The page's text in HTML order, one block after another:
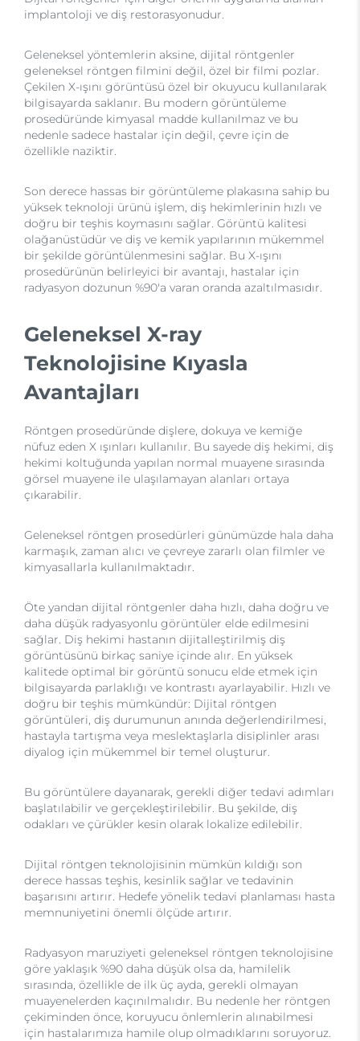
implantoloji ve diş restorasyonudur.
Geleneksel yöntemlerin aksine, dijital röntgenler
geleneksel röntgen filmini değil, özel bir filmi pozlar.
Çekilen X-ışını görüntüsü özel bir okuyucu kullanılarak
bilgisayarda saklanır. Bu modern görüntüleme
prosedüründe kimyasal madde kullanılmaz ve bu
nedenle sadece hastalar için değil, çevre için de
özellikle naziktir.
Son derece hassas bir görüntüleme plakasına sahip bu
yüksek teknoloji ürünü işlem, diş hekimlerinin hızlı ve
doğru bir teşhis koymasını sağlar. Görüntü kalitesi
olağanüstüdür ve diş ve kemik yapılarının mükemmel
bir şekilde görüntülenmesini sağlar. Bu X-ışını
prosedürünün belirleyici bir avantajı, hastalar için
radyasyon dozunun %90'a varan oranda azaltılmasıdır.
Geleneksel X-ray
Teknolojisine Kıyasla
Avantajları
Röntgen prosedüründe dişlere, dokuya ve kemiğe
nüfuz eden X ışınları kullanılır. Bu sayede diş hekimi, diş
hekimi koltuğunda yapılan normal muayene sırasında
görsel muayene ile ulaşılamayan alanları ortaya
çıkarabilir.
Geleneksel röntgen prosedürleri günümüzde hala daha
karmaşık, zaman alıcı ve çevreye zararlı olan filmler ve
kimyasallarla kullanılmaktadır.
Öte yandan dijital röntgenler daha hızlı, daha doğru ve
daha düşük radyasyonlu görüntüler elde edilmesini
sağlar. Diş hekimi hastanın dijitalleştirilmiş diş
görüntüsünü birkaç saniye içinde alır. En yüksek
kalitede optimal bir görüntü sonucu elde etmek için
bilgisayarda parlaklığı ve kontrastı ayarlayabilir. Hızlı ve
doğru bir teşhis mümkündür: Dijital röntgen
görüntüleri, diş durumunun anında değerlendirilmesi,
hastayla tartışma veya meslektaşlarla disiplinler arası
diyalog için mükemmel bir temel oluşturur.
Bu görüntülere dayanarak, gerekli diğer tedavi adımları
başlatılabilir ve gerçekleştirilebilir. Bu şekilde, diş
odakları ve çürükler kesin olarak lokalize edilebilir.
Dijital röntgen teknolojisinin mümkün kıldığı son
derece hassas teşhis, kesinlik sağlar ve tedavinin
başarısını artırır. Hedefe yönelik tedavi planlaması hasta
memnuniyetini önemli ölçüde artırır.
Radyasyon maruziyeti geleneksel röntgen teknolojisine
göre yaklaşık %90 daha düşük olsa da, hamilelik
sırasında, özellikle de ilk üç ayda, gerekli olmayan
muayenelerden kaçınılmalıdır. Bu nedenle her röntgen
çekiminden önce, koruyucu önlemlerin alınabilmesi
için hastalarımıza hamile olup olmadıklarını soruyoruz.